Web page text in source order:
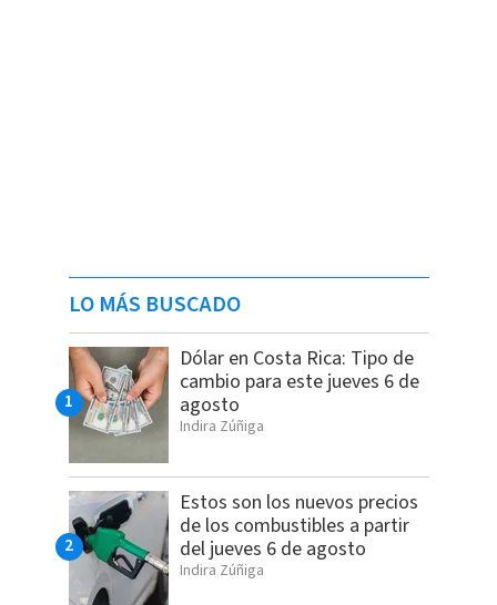
LO MÁS BUSCADO
Dólar en Costa Rica: Tipo de
cambio para este jueves 6 de
agosto
Indira Zúñiga
Estos son los nuevos precios
de los combustibles a partir
del jueves 6 de agosto
Indira Zúñiga